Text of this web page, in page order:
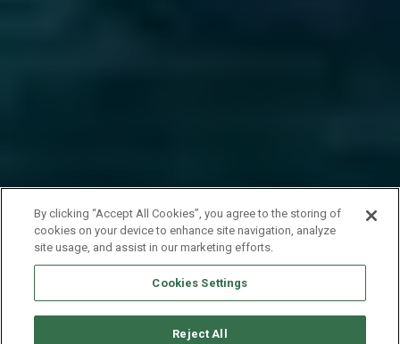
By clicking “Accept All Cookies”, you agree to the storing of
cookies on your device to enhance site navigation, analyze
site usage, and assist in our marketing efforts.
Cookies Settings
Reject All